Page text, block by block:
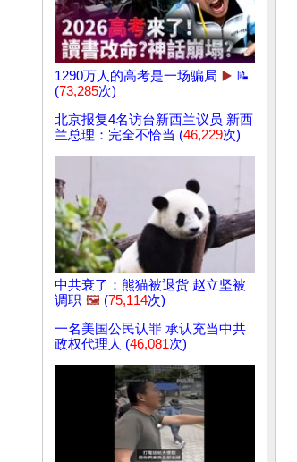
1290万人的高考是一场骗局 ▶️ 📝
(73,285次)
北京报复4名访台新西兰议员 新西
兰总理：完全不恰当 (46,229次)
中共衰了：熊猫被退货 赵立坚被
调职 🖼️ (75,114次)
一名美国公民认罪 承认充当中共
政权代理人 (46,081次)